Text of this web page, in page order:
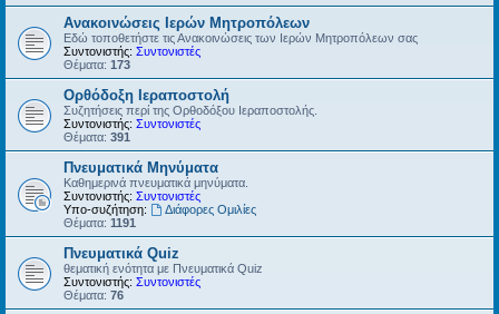
Ανακοινώσεις Ιερών Μητροπόλεων
Εδώ τοποθετήστε τις Ανακοινώσεις των Ιερών Μητροπόλεων σας
Συντονιστής: Συντονιστές
Θέματα: 173
Ορθόδοξη Ιεραποστολή
Συζητήσεις περί της Ορθοδόξου Ιεραποστολής.
Συντονιστής: Συντονιστές
Θέματα: 391
Πνευματικά Μηνύματα
Καθημερινά πνευματικά μηνύματα.
Συντονιστής: Συντονιστές
Υπο-συζήτηση:
Διάφορες Ομιλίες
Θέματα: 1191
Πνευματικά Quiz
θεματική ενότητα με Πνευματικά Quiz
Συντονιστής: Συντονιστές
Θέματα: 76